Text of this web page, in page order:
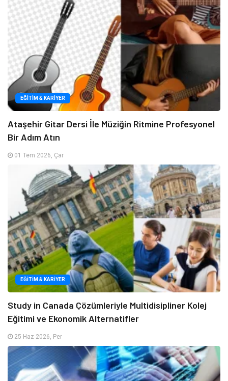
EĞITIM & KARIYER
Ataşehir Gitar Dersi İle Müziğin Ritmine Profesyonel
Bir Adım Atın
01 Tem 2026, Çar
EĞITIM & KARIYER
Study in Canada Çözümleriyle Multidisipliner Kolej
Eğitimi ve Ekonomik Alternatifler
25 Haz 2026, Per